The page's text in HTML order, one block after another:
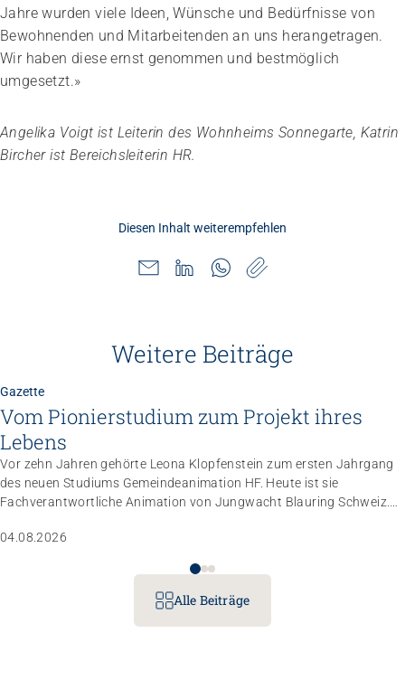
Jahre wurden viele Ideen, Wünsche und Bedürfnisse von
Bewohnenden und Mitarbeitenden an uns herangetragen.
Wir haben diese ernst genommen und bestmöglich
umgesetzt.»
Angelika Voigt ist Leiterin des Wohnheims Sonnegarte, Katrin
Bircher ist Bereichsleiterin HR.
Diesen Inhalt weiterempfehlen
Weitere Beiträge
Gazette
Vom Pionierstudium zum Projekt ihres
Lebens
Vor zehn Jahren gehörte Leona Klopfenstein zum ersten Jahrgang
des neuen Studiums Gemeindeanimation HF. Heute ist sie
Fachverantwortliche Animation von Jungwacht Blauring Schweiz.
gemanagt hat, wartet nun ihr persönliches Grossprojekt.
04.08.2026
Alle Beiträge